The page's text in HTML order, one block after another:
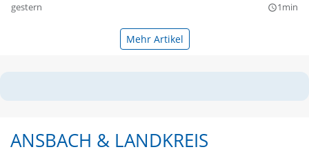
gestern query_builder1min
Mehr Artikel
ANSBACH & LANDKREIS